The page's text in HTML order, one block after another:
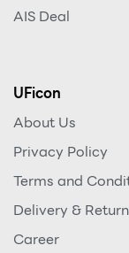
AIS Deal
UFicon
About Us
Privacy Policy
Terms and
Delivery &
Career